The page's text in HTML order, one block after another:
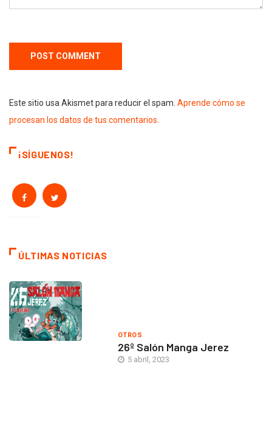
Este sitio usa Akismet para reducir el spam. Aprende cómo se
procesan los datos de tus comentarios
¡SÍGUENOS!
ÚLTIMAS NOTICIAS
OTROS
26º Salón Manga Jerez
5 abril, 2023